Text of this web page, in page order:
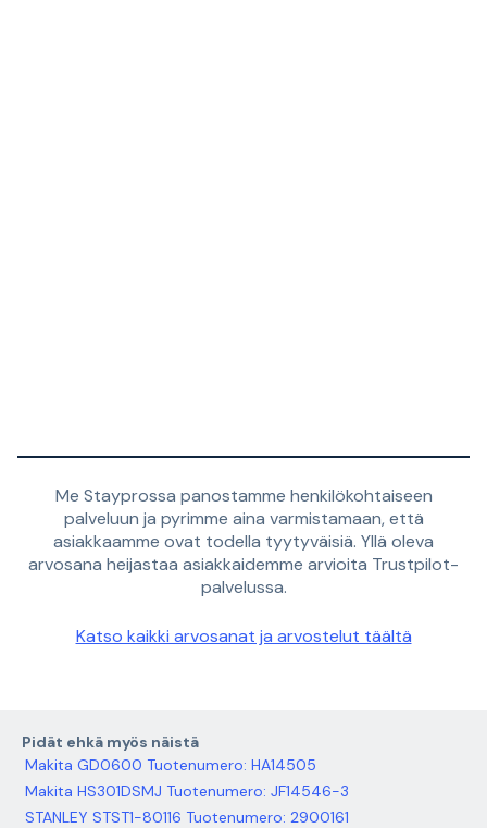
Me Stayprossa panostamme henkilökohtaiseen
palveluun ja pyrimme aina varmistamaan, että
asiakkaamme ovat todella tyytyväisiä. Yllä oleva
arvosana heijastaa asiakkaidemme arvioita Trustpilot-
palvelussa.
Katso kaikki arvosanat ja arvostelut täältä
Pidät ehkä myös näistä
Makita GD0600 Tuotenumero: HA14505
Makita HS301DSMJ Tuotenumero: JF14546-3
STANLEY STST1-80116 Tuotenumero: 2900161